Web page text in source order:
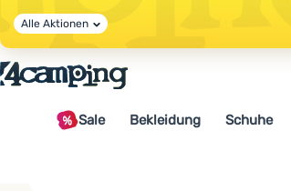
Alle Aktionen
Sale Bekleidung Schuhe